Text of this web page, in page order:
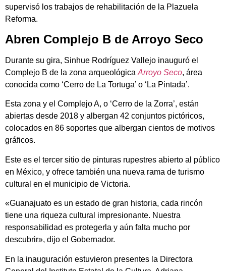
supervisó los trabajos de rehabilitación de la Plazuela
Reforma.
Abren Complejo B de Arroyo Seco
Durante su gira, Sinhue Rodríguez Vallejo inauguró el
Complejo B de la zona arqueológica Arroyo Seco, área
conocida como ‘Cerro de La Tortuga’ o ‘La Pintada’.
Esta zona y el Complejo A, o ‘Cerro de la Zorra’, están
abiertas desde 2018 y albergan 42 conjuntos pictóricos,
colocados en 86 soportes que albergan cientos de motivos
gráficos.
Este es el tercer sitio de pinturas rupestres abierto al público
en México, y ofrece también una nueva rama de turismo
cultural en el municipio de Victoria.
«Guanajuato es un estado de gran historia, cada rincón
tiene una riqueza cultural impresionante. Nuestra
responsabilidad es protegerla y aún falta mucho por
descubrir», dijo el Gobernador.
En la inauguración estuvieron presentes la Directora